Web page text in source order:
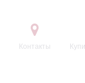
Контакты